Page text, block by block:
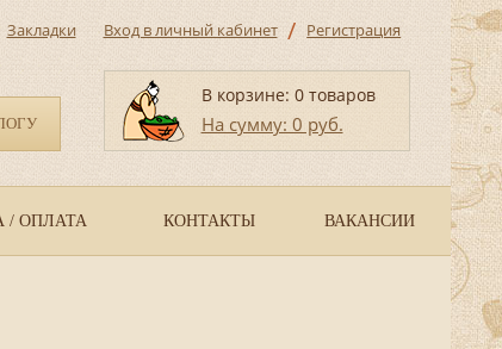
Закладки Вход в личный кабинет / Регистрация
В корзине: 0 товаров
На сумму: 0 руб.
/ ОПЛАТА КОНТАКТЫ ВАКАНСИИ